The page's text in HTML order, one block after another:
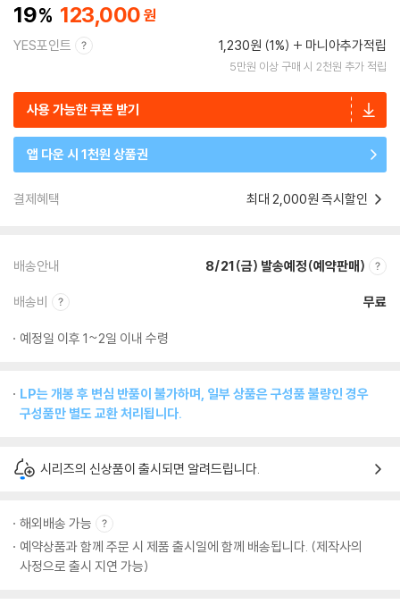
19 123,000
YES포인트 1,230원 (1%) 마니아추가적립
5만원 이상 구매 시 2천원 추가 적립
사용 가능한 쿠폰 받기
앱 다운 시 1천원 상품권
결제혜택 최대 2,000원 즉시할인
배송안내 8/21(금) 발송예정(예약판매)
배송비 무료
예정일 이후 1~2일 이내 수령
LP는 개봉 후 변심 반품이 불가하며, 일부 상품은 구성품 불량인 경우
구성품만 별도 교환 처리됩니다.
시리즈의 신상품이 출시되면 알려드립니다.
해외배송 가능
예약상품과 함께 주문 시 제품 출시일에 함께 배송됩니다. (제작사의
사정으로 출시 지연 가능)